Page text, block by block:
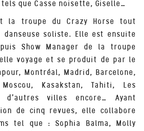
que Casse noisette, Giselle…
la troupe du Crazy Horse tout
danseuse soliste. Elle est ensuite
Show Manager de la troupe
voyage et se produit de par le
Montréal, Madrid, Barcelone,
Moscou, Kasakstan, Tahiti, Les
villes encore… Ayant
de cinq revues, elle collabore
tel que : Sophia Balma, Molly